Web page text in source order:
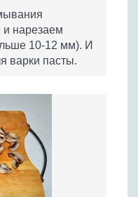
нарезаем
10-12 мм). И
варки пасты.